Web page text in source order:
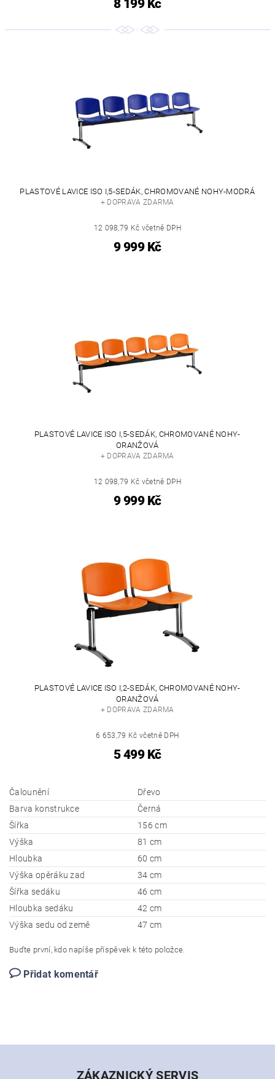
8 199 Kč
PLASTOVÉ LAVICE ISO I,5-SEDÁK, CHROMOVANÉ NOHY-MODRÁ
+ DOPRAVA ZDARMA
12 098,79 Kč včetně DPH
9 999 Kč
PLASTOVÉ LAVICE ISO I,5-SEDÁK, CHROMOVANÉ NOHY-
ORANŽOVÁ
+ DOPRAVA ZDARMA
12 098,79 Kč včetně DPH
9 999 Kč
PLASTOVÉ LAVICE ISO I,2-SEDÁK, CHROMOVANÉ NOHY-
ORANŽOVÁ
+ DOPRAVA ZDARMA
6 653,79 Kč včetně DPH
5 499 Kč
Čalounění
Dřevo
Barva konstrukce
Černá
Šířka
156 cm
Výška
81 cm
Hloubka
60 cm
Výška opěráku zad
34 cm
Šířka sedáku
46 cm
Hloubka sedáku
42 cm
Výška sedu od země
47 cm
Buďte první, kdo napíše příspěvek k této položce.
Přidat komentář
ZÁKAZNICKÝ SERVIS